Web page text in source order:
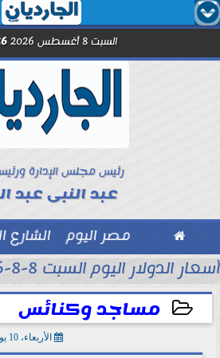
  
السبت 8 أغسطس 2026
رئيس مجلس الإدارة
عبد النبى عبد
 مصر اليوم الشارع
أسعار الدولار اليوم السبت 8-8-2026..
مساجد وكنائس
الأربعاء، 10 يونيو 2026